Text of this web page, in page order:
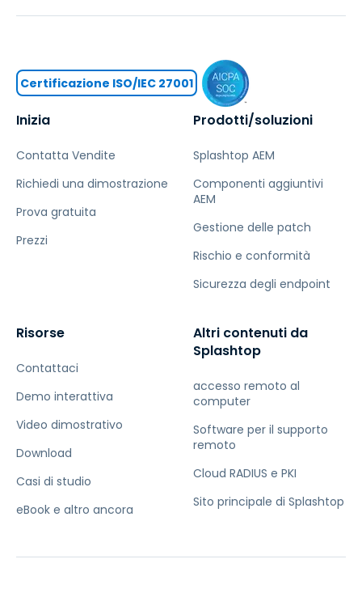
Inizia
Contatta Vendite
Richiedi una dimostrazione
Prova gratuita
Prezzi
Prodotti/soluzioni
Splashtop AEM
Componenti aggiuntivi
AEM
Gestione delle patch
Rischio e conformità
Sicurezza degli endpoint
Risorse
Contattaci
Demo interattiva
Video dimostrativo
Download
Casi di studio
eBook e altro ancora
Altri contenuti da
Splashtop
accesso remoto al
computer
Software per il supporto
remoto
Cloud RADIUS e PKI
Sito principale di Splashtop
Certificazione ISO/IEC 27001